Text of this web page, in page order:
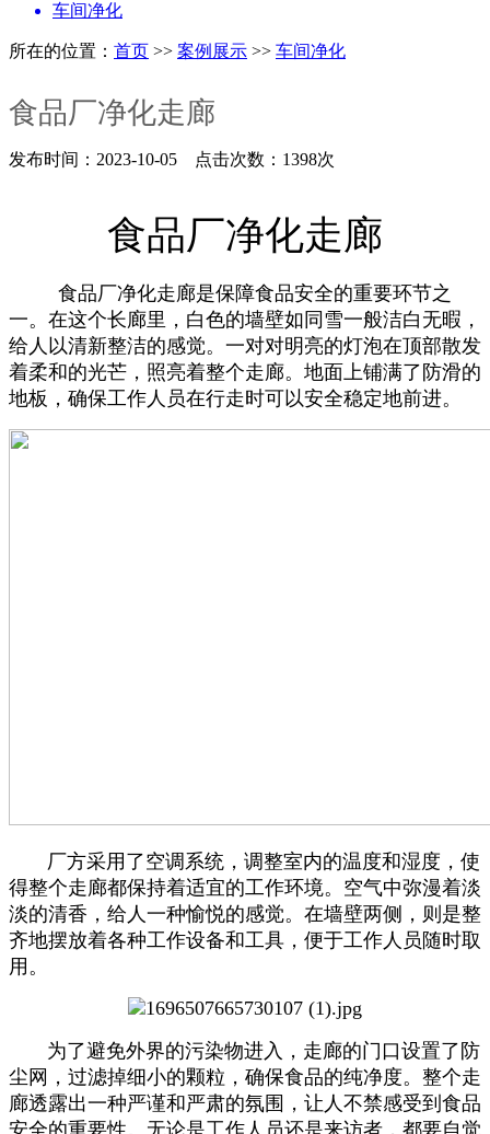
车间净化
所在的位置： 首页 >> 案例展示 >> 车间净化
食品厂净化走廊
发布时间：2023-10-05 点击次数：1398次
食品厂净化走廊
食品厂净化走廊是保障食品安全的重要环节之
一。在这个长廊里，白色的墙壁如同雪一般洁白无暇，
给人以清新整洁的感觉。一对对明亮的灯泡在顶部散发
着柔和的光芒，照亮着整个走廊。地面上铺满了防滑的
地板，确保工作人员在行走时可以安全稳定地前进。
厂方采用了空调系统，调整室内的温度和湿度，使
得整个走廊都保持着适宜的工作环境。空气中弥漫着淡
淡的清香，给人一种愉悦的感觉。在墙壁两侧，则是整
齐地摆放着各种工作设备和工具，便于工作人员随时取
用。
为了避免外界的污染物进入，走廊的门口设置了防
尘网，过滤掉细小的颗粒，确保食品的纯净度。整个走
廊透露出一种严谨和严肃的氛围，让人不禁感受到食品
安全的重要性。无论是工作人员还是来访者，都要自觉